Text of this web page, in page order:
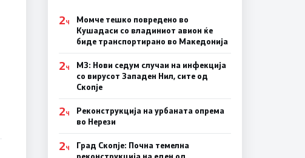
2Ч
Момче тешко повредено во
Кушадаси со владиниот авион ќе
биде транспортирано во Македонија
2Ч
МЗ: Нови седум случаи на инфекција
со вирусот Западен Нил, сите од
Скопје
2Ч
Реконструкција на урбаната опрема
во Нерези
2Ч
Град Скопје: Почна темелна